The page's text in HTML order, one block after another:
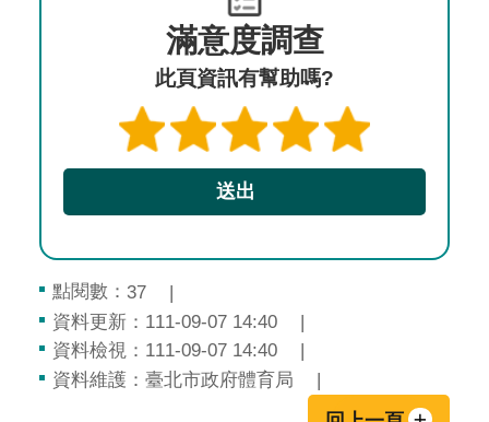
滿意度調查
此頁資訊有幫助嗎?
點閱數： 37
資料更新：111-09-07 14:40
資料檢視：111-09-07 14:40
資料維護：臺北市政府體育局